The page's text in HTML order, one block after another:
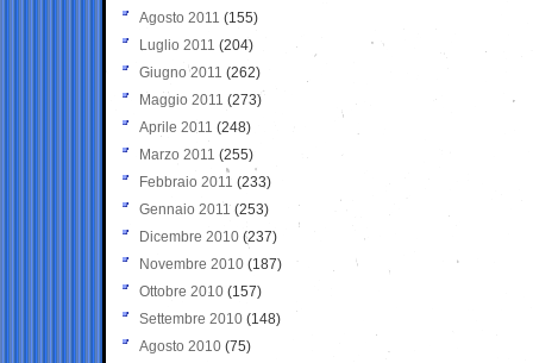
Agosto 2011 (155)
Luglio 2011 (204)
Giugno 2011 (262)
Maggio 2011 (273)
Aprile 2011 (248)
Marzo 2011 (255)
Febbraio 2011 (233)
Gennaio 2011 (253)
Dicembre 2010 (237)
Novembre 2010 (187)
Ottobre 2010 (157)
Settembre 2010 (148)
Agosto 2010 (75)